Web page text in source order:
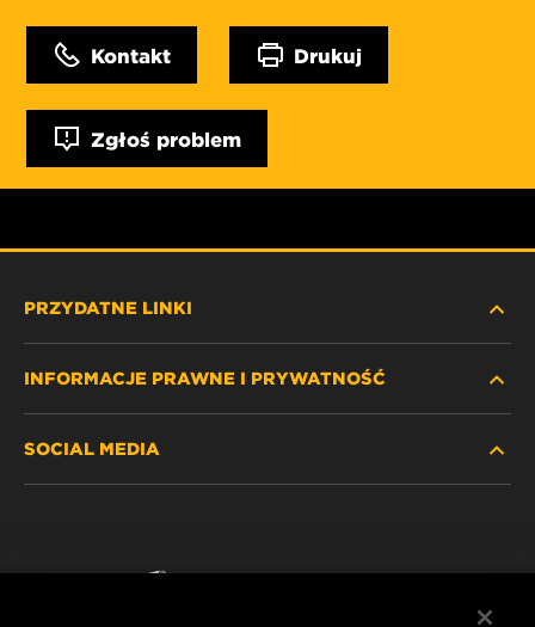
Kontakt Drukuj
Zgłoś problem
PRZYDATNE LINKI
GDZIE KUPIĆ
INFORMACJE PRAWNE I PRYWATNOŚĆ
SOCIAL MEDIA